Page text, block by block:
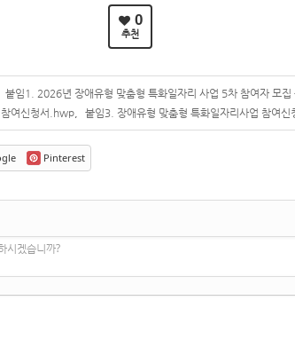
0
추천
붙임1. 2026년 장애유형 맞춤형 특화일자리 사업 5차 참여자 모
여신청서.hwp, 붙임3. 장애유형 맞춤형 특화일자리사업 참여
Pinterest
시겠습니까?